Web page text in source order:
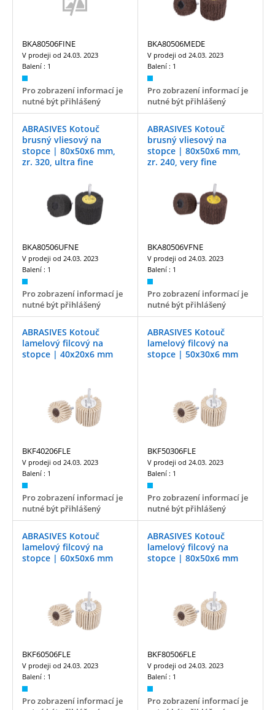
BKA80506FINE
V prodeji od 24.03. 2023
Balení : 1
Pro zobrazení informací je
nutné být přihlášený
BKA80506MEDE
V prodeji od 24.03. 2023
Balení : 1
Pro zobrazení informací je
nutné být přihlášený
ABRASIVES Kotouč
brusný vliesový na
stopce | 80x50x6 mm,
zr. 320, ultra fine
BKA80506UFNE
V prodeji od 24.03. 2023
Balení : 1
Pro zobrazení informací je
nutné být přihlášený
ABRASIVES Kotouč
brusný vliesový na
stopce | 80x50x6 mm,
zr. 240, very fine
BKA80506VFNE
V prodeji od 24.03. 2023
Balení : 1
Pro zobrazení informací je
nutné být přihlášený
ABRASIVES Kotouč
lamelový filcový na
stopce | 40x20x6 mm
BKF40206FLE
V prodeji od 24.03. 2023
Balení : 1
Pro zobrazení informací je
nutné být přihlášený
ABRASIVES Kotouč
lamelový filcový na
stopce | 50x30x6 mm
BKF50306FLE
V prodeji od 24.03. 2023
Balení : 1
Pro zobrazení informací je
nutné být přihlášený
ABRASIVES Kotouč
lamelový filcový na
stopce | 60x50x6 mm
BKF60506FLE
V prodeji od 24.03. 2023
Balení : 1
Pro zobrazení informací je
ABRASIVES Kotouč
lamelový filcový na
stopce | 80x50x6 mm
BKF80506FLE
V prodeji od 24.03. 2023
Balení : 1
Pro zobrazení informací je